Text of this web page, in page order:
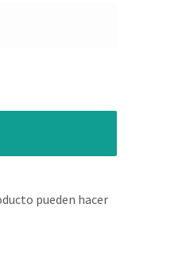
pueden hacer